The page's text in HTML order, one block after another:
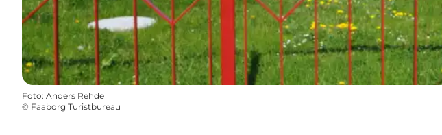
Foto: Anders Rehde
© Faaborg Turistbureau